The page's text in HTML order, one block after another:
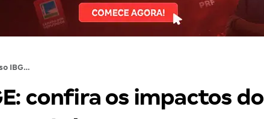
Concurso IBGE: confira os impactos do corte no orçamento!
confira os impactos do